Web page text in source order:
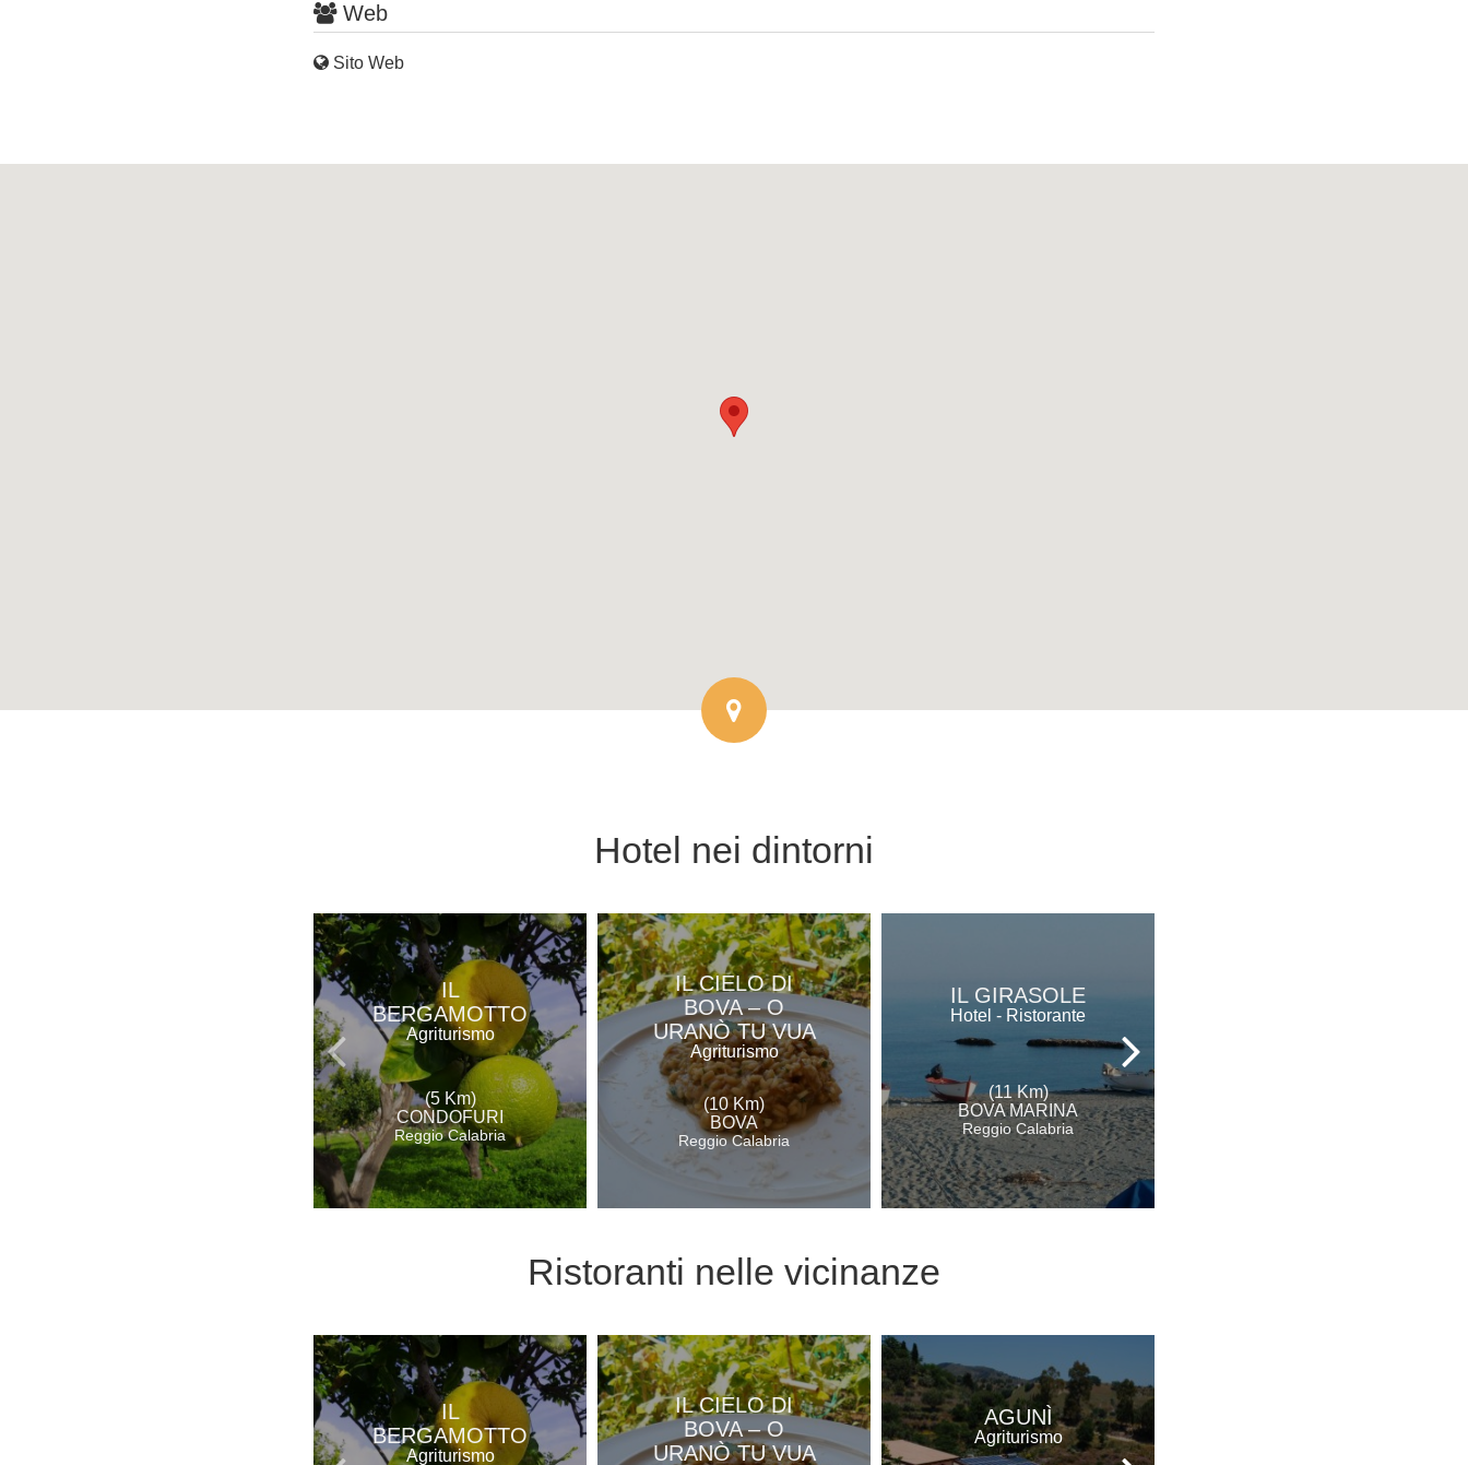
Web
Sito Web
Hotel nei dintorni
IL
BERGAMOTTO
Agriturismo
(5 Km)
CONDOFURI
Reggio Calabria
IL CIELO DI
BOVA – O
URANÒ TU VUA
Agriturismo
(10 Km)
BOVA
Reggio Calabria
IL GIRASOLE
Hotel - Ristorante
(11 Km)
BOVA MARINA
Reggio Calabria
Ristoranti nelle vicinanze
IL
BERGAMOTTO
Agriturismo
IL CIELO DI
BOVA – O
URANÒ TU VUA
AGUNÌ
Agriturismo